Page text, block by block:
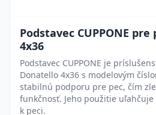
Podstavec CUPPONE
4x36
Podstavec CUPPONE je
Donatello 4x36 s modelovým
stabilnú podporu pre pec, čím
funkčnosť. Jeho použitie
k peci.